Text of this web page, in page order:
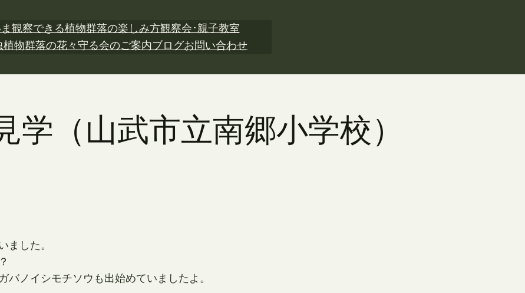
観察できる植物群落の楽しみ方観察会･親子教室
植物群落の花々守る会のご案内ブログお問い合わせ
（山武市立南郷小学校）
した。
ノイシモチソウも出始めていましたよ。